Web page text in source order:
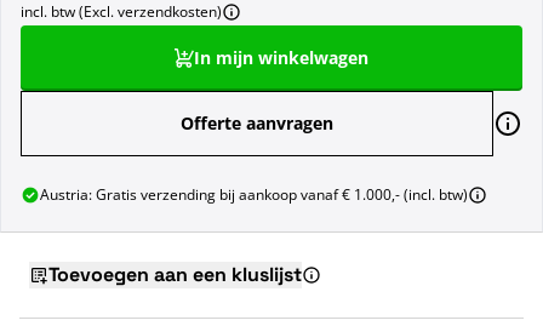
incl. btw (Excl. verzendkosten)
In mijn winkelwagen
Offerte aanvragen
Austria: Gratis verzending bij aankoop vanaf € 1.000,- (incl. btw)
Toevoegen aan een kluslijst